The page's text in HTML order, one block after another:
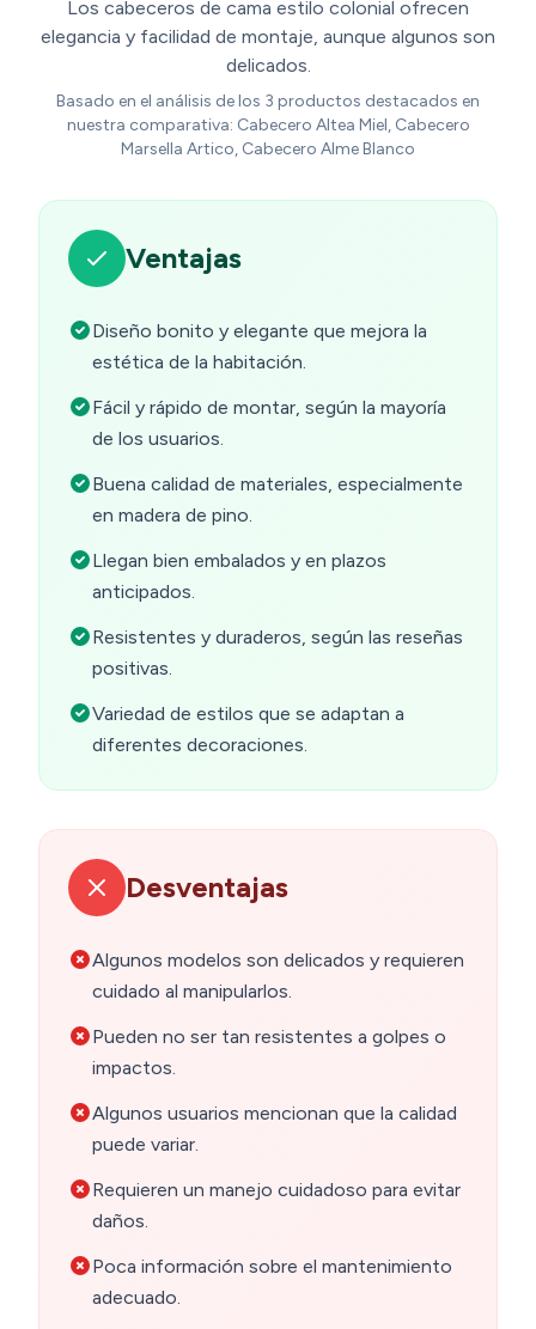
Los cabeceros de cama estilo colonial ofrecen
elegancia y facilidad de montaje, aunque algunos son
delicados.
Basado en el análisis de los 3 productos destacados en
nuestra comparativa: Cabecero Altea Miel, Cabecero
Marsella Artico, Cabecero Alme Blanco
Ventajas
Diseño bonito y elegante que mejora la
estética de la habitación.
Fácil y rápido de montar, según la mayoría
de los usuarios.
Buena calidad de materiales, especialmente
en madera de pino.
Llegan bien embalados y en plazos
anticipados.
Resistentes y duraderos, según las reseñas
positivas.
Variedad de estilos que se adaptan a
diferentes decoraciones.
Desventajas
Algunos modelos son delicados y requieren
cuidado al manipularlos.
Pueden no ser tan resistentes a golpes o
impactos.
Algunos usuarios mencionan que la calidad
puede variar.
Requieren un manejo cuidadoso para evitar
daños.
Poca información sobre el mantenimiento
adecuado.